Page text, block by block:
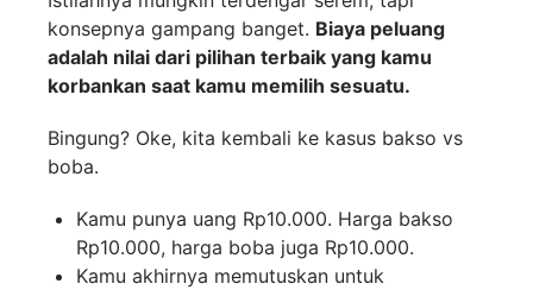
konsepnya gampang banget. Biaya peluang
adalah nilai dari pilihan terbaik yang kamu
korbankan saat kamu memilih sesuatu.
Bingung? Oke, kita kembali ke kasus bakso vs
boba.
Kamu punya uang Rp10.000. Harga bakso
Rp10.000, harga boba juga Rp10.000.
Kamu akhirnya memutuskan untuk